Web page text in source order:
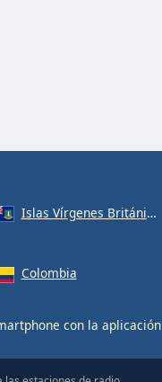
Islas Vírgenes Británicas
Colombia
con la aplicación